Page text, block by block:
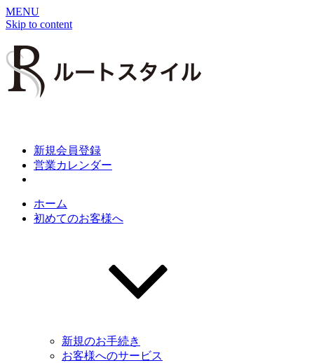
MENU
Skip to content
新規会員登録
営業カレンダー
ホーム
初めてのお客様へ
新規のお手続き
お客様へのサービス